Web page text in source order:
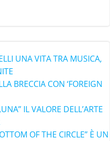
UNA VITA TRA MUSICA,
BRECCIA CON ‘FOREIGN
IL VALORE DELL’ARTE
OF THE CIRCLE” È UN